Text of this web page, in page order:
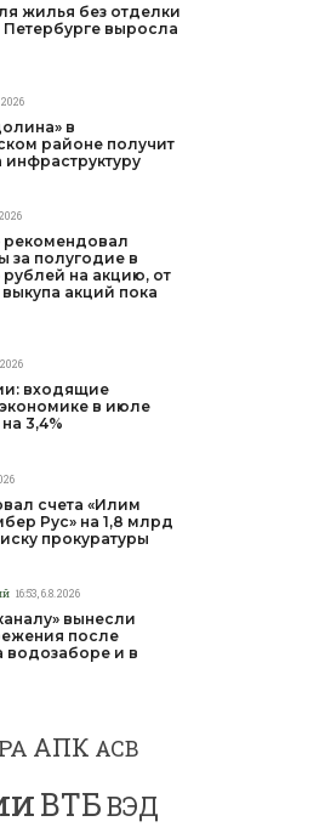
жилья без отделки
Петербурге выросла
в
районе получит
рекомендовал
за полугодие в
рублей на акцию, от
акций пока
входящие
в июле
3,4%
счета «Илим
Рус» на 1,8 млрд
прокуратуры
16:53, 6.8.2026
вынесли
после
водозаборе и в
АПК АСВ
ВТБВЭД